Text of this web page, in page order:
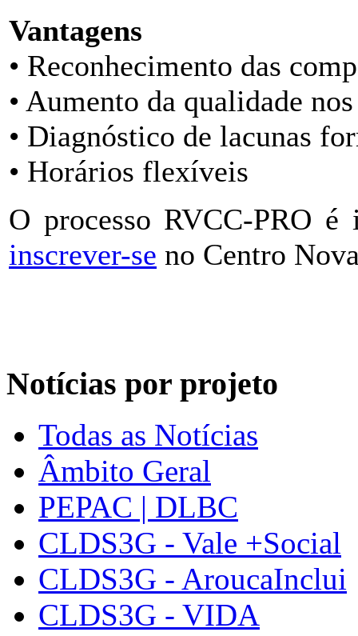
Vantagens
• Reconhecimento das
• Aumento da qualidade
• Diagnóstico de lacunas
• Horários flexíveis
O processo RVCC-PRO
inscrever-se no Centro
Notícias por projeto
Todas as Notícias
Âmbito Geral
PEPAC | DLBC
CLDS3G - Vale +Social
CLDS3G - AroucaInclui
CLDS3G - VIDA